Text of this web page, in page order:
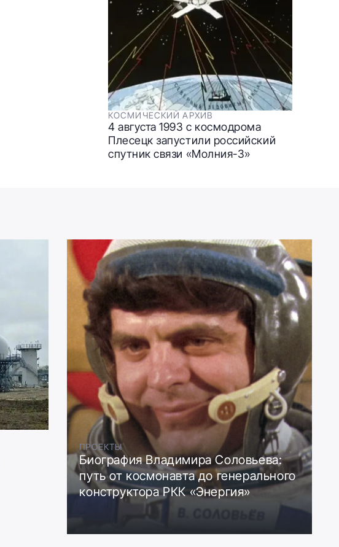
КОСМИЧЕСКИЙ АРХИВ
4 августа 1993 с космодрома
Плесецк запуcтили российский
спутник связи «Молния-3»
ПРОЕКТЫ
Биография Владимира Соловьева:
путь от космонавта до генерального
конструктора РКК «Энергия»